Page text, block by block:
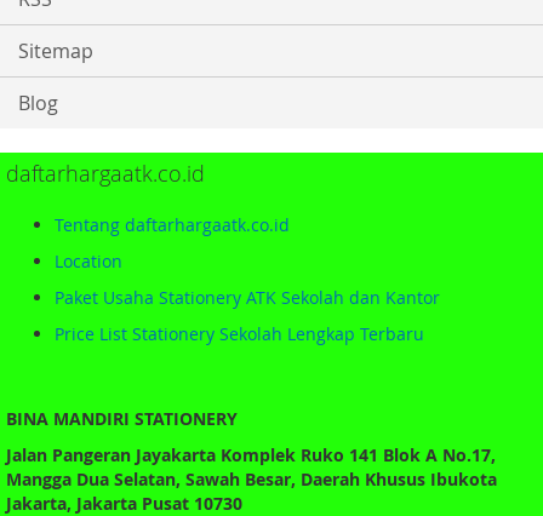
Sitemap
Blog
daftarhargaatk.co.id
Tentang daftarhargaatk.co.id
Location
Paket Usaha Stationery ATK Sekolah dan Kantor
Price List Stationery Sekolah Lengkap Terbaru
BINA MANDIRI STATIONERY
Jalan Pangeran Jayakarta Komplek Ruko 141 Blok A No.17,
Mangga Dua Selatan, Sawah Besar, Daerah Khusus Ibukota
Jakarta, Jakarta Pusat 10730